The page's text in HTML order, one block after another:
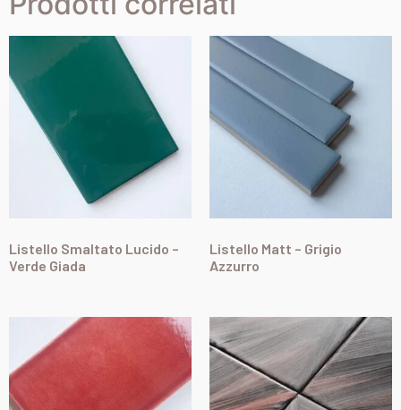
Listello Smaltato Lucido –
Verde Giada
Listello Matt – Grigio
Azzurro